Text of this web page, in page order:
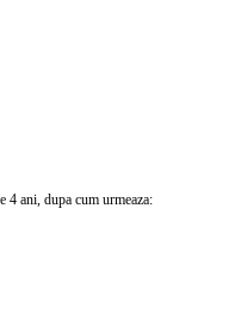
4 ani, dupa cum urmeaza: